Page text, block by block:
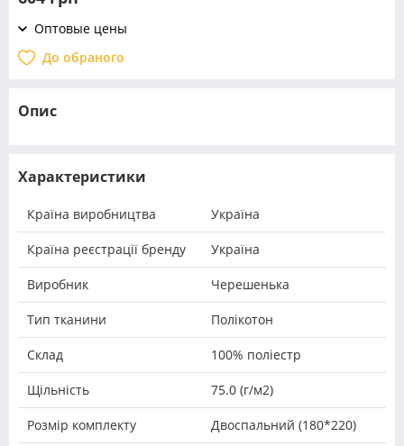
Оптовые цены
До обраного
Опис
Характеристики
Країна виробництва Україна
Країна реєстрації бренду Україна
Виробник Черешенька
Тип тканини Полікотон
Склад 100% поліестр
Щільність 75.0 (г/м2)
Розмір комплекту Двоспальний (180*220)